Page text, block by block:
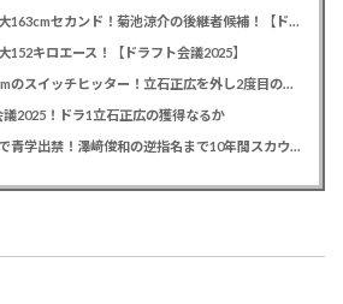
カープドラ3勝田成！近畿大163cmセカンド！菊池涼介の後継者候補！【ドラフト会議2025】
152キロエース！【ドラフト会議2025】
カープドラ1平川蓮！187cmのスイッチヒッター！立石正広を外し2度目の重複も新井監督がクジを引き当てる！【ドラフト会議2025】
議2025！ドラ1立石正広の獲得なるか
緒方孝市カープドラ3指名で青学出禁！澤﨑俊和の逆指名まで10年間スカウト出禁